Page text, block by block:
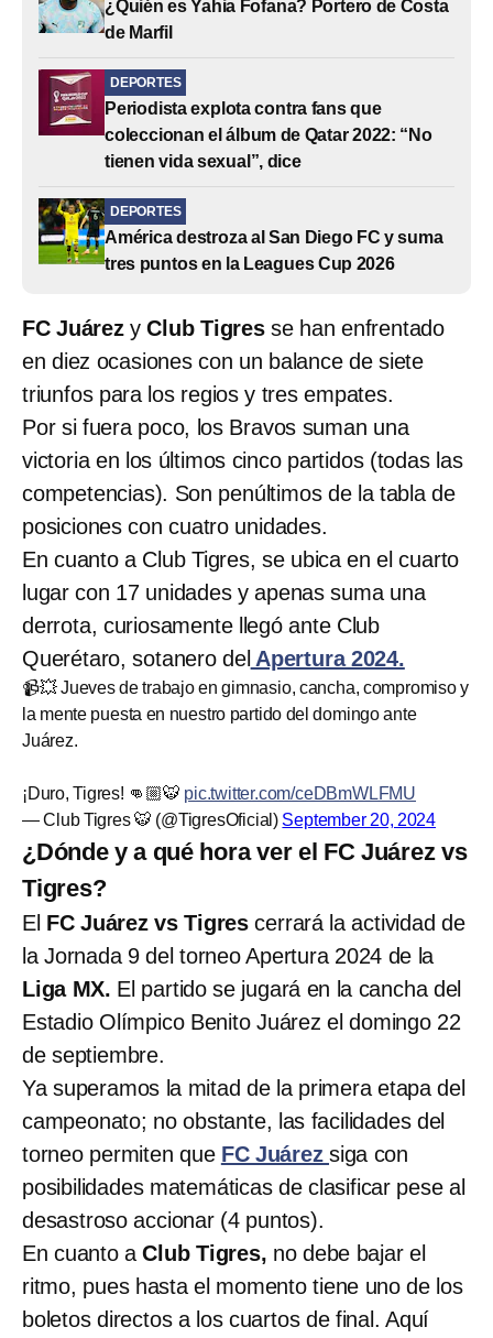
¿Quién es Yahia Fofana? Portero de Costa
de Marfil
DEPORTES
Periodista explota contra fans que
coleccionan el álbum de Qatar 2022: “No
tienen vida sexual”, dice
DEPORTES
América destroza al San Diego FC y suma
tres puntos en la Leagues Cup 2026
FC JuárezyClub Tigresse han enfrentado
en diez ocasiones con un balance de siete
triunfos para los regios y tres empates.
Por si fuera poco, los Bravos suman una
victoria en los últimos cinco partidos (todas las
competencias). Son penúltimos de la tabla de
posiciones con cuatro unidades.
En cuanto a Club Tigres, se ubica en el cuarto
lugar con 17 unidades y apenas suma una
derrota, curiosamente llegó ante Club
Querétaro, sotanero del Apertura 2024.
📹💥 Jueves de trabajo en gimnasio, cancha, compromiso y
la mente puesta en nuestro partido del domingo ante
Juárez.
¡Duro, Tigres! 👊🏼🐯 pic.twitter.com/ceDBmWLFMU
— Club Tigres 🐯 (@TigresOficial) September 20, 2024
¿Dónde y a qué hora ver el FC Juárez vs
Tigres?
El FC Juárez vs Tigrescerrará la actividad de
la Jornada 9 del torneo Apertura 2024 de la
Liga MX. El partido se jugará en la cancha del
Estadio Olímpico Benito Juárez el domingo 22
de septiembre.
Ya superamos la mitad de la primera etapa del
campeonato; no obstante, las facilidades del
torneo permiten que FC Juárezsiga con
posibilidades matemáticas de clasificar pese al
desastroso accionar (4 puntos).
En cuanto aClub Tigres, no debe bajar el
ritmo, pues hasta el momento tiene uno de los
boletos directos a los cuartos de final. Aquí